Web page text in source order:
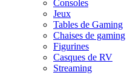
Consoles
Jeux
Tables de Gaming
Chaises de gaming
Figurines
Casques de RV
Streaming